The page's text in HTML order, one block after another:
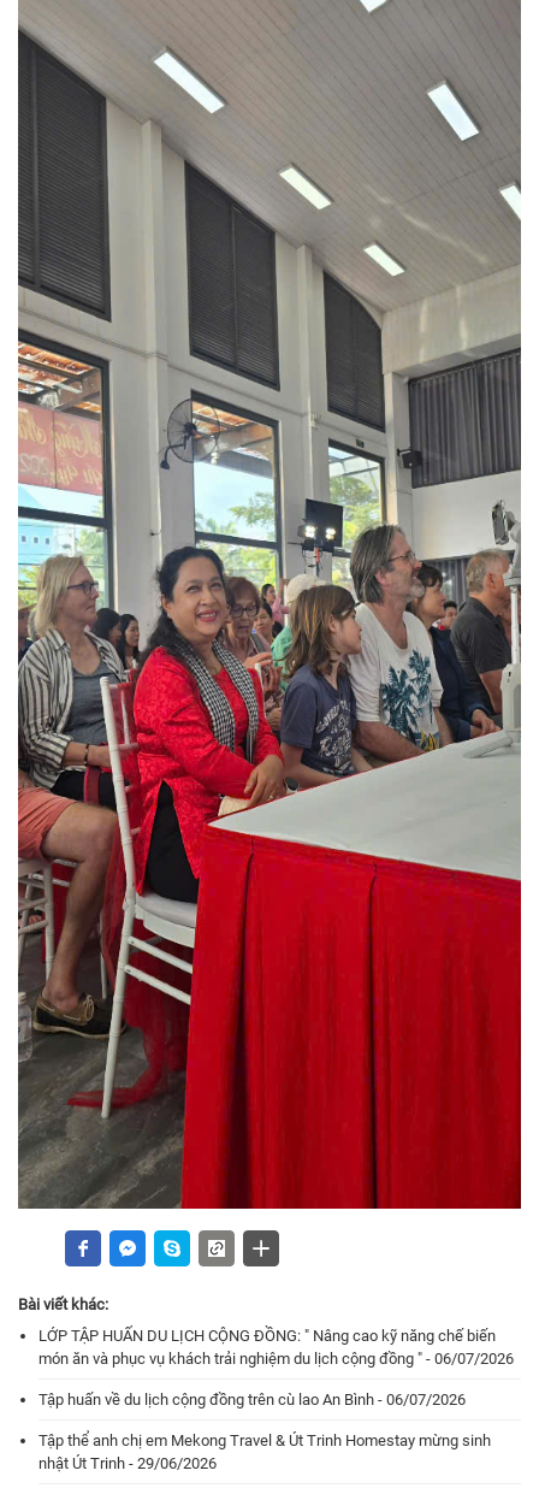
Bài viết khác:
LỚP TẬP HUẤN DU LỊCH CỘNG ĐỒNG: " Nâng cao kỹ năng chế biến
món ăn và phục vụ khách trải nghiệm du lịch cộng đồng " - 06/07/2026
Tập huấn về du lịch cộng đồng trên cù lao An Bình - 06/07/2026
Tập thể anh chị em Mekong Travel & Út Trinh Homestay mừng sinh
nhật Út Trinh - 29/06/2026